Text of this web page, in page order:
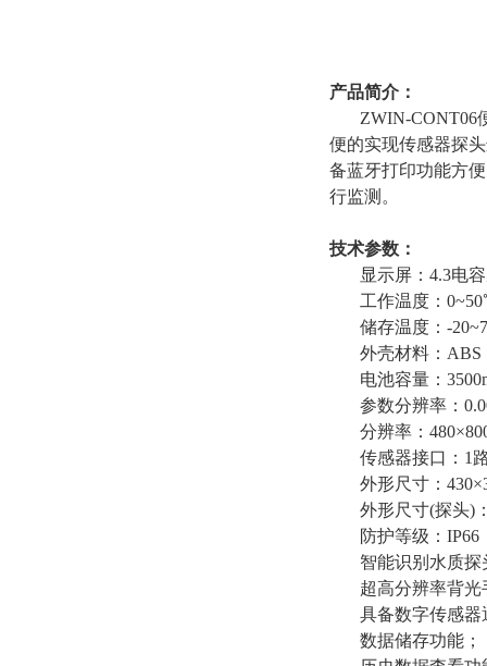
产品简介：
ZWIN-CONT06
便的实现传感器探
备蓝牙打印功能方
行监测。
技术参数：
显示屏：4.3电
工作温度：
储存温度：-
外壳材料：ABS
电池容量：
参数分辨率：
分辨率：480×
传感器接口：1
外形尺寸：430×
外形尺寸(探头)
防护等级：IP66
智能识别水质
超高分辨率背光
具备数字传感
数据储存功能；